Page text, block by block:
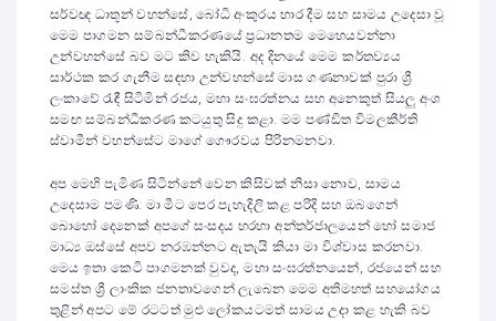
සර්වඥ ධාතූන් වහන්සේ, බෝධි අංකුරය භාර දීම සහ සාමය උදෙසා වූ
මෙම පාගමන සම්බන්ධීකරණයේ ප්‍රධානතම මෙහෙයවන්නා
උන්වහන්සේ බව මට කිව හැකියි. අද දිනයේ මෙම කර්තව්‍යය
සාර්ථක කර ගැනීම සඳහා උන්වහන්සේ මාස ගණනාවක් පුරා ශ්‍රී
ලංකාවේ රැඳී සිටිමින් රජය, මහා සංඝරත්නය සහ අනෙකුත් සියලු අංශ
සමඟ සම්බන්ධීකරණ කටයුතු සිදු කළා. මම පණ්ඩිත විමලකීර්ති
ස්වාමීන් වහන්සේට මාගේ ගෞරවය පිරිනමනවා.
අප මෙහි පැමිණ සිටින්නේ වෙන කිසිවක් නිසා නොව, සාමය
උදෙසාම පමණි. මා මීට පෙර පැහැදිලි කළ පරිදි සහ ඔබගෙන්
බොහෝ දෙනෙක් අපගේ සංසදය හරහා අන්තර්ජාලයෙන් හෝ සමාජ
මාධ්‍ය ඔස්සේ අපව නරඹන්නට ඇතැයි කියා මා විශ්වාස කරනවා.
මෙය ඉතා කෙටි පාගමනක් වුවද, මහා සංඝරත්නයෙන්, රජයෙන් සහ
සමස්ත ශ්‍රී ලාංකික ජනතාවගෙන් ලැබෙන මෙම අතිමහත් සහයෝගය
තුළින් අපට මේ රටටත් මුළු ලෝකයටමත් සාමය උදා කළ හැකි බව